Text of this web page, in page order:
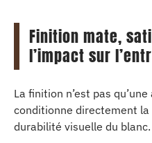
Finition mate,
l’impact sur
La finition n’est pas
conditionne directement
durabilité visuelle du blanc.